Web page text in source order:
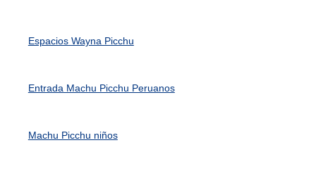
Espacios Wayna Picchu
Entrada Machu Picchu Peruanos
Machu Picchu niños